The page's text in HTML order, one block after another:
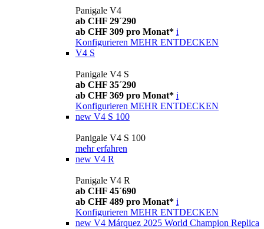
Panigale V4
ab CHF 29´290
ab CHF 309 pro Monat* i
Konfigurieren MEHR ENTDECKEN
V4 S
Panigale V4 S
ab CHF 35´290
ab CHF 369 pro Monat* i
Konfigurieren MEHR ENTDECKEN
new V4 S 100
Panigale V4 S 100
mehr erfahren
new V4 R
Panigale V4 R
ab CHF 45´690
ab CHF 489 pro Monat* i
Konfigurieren MEHR ENTDECKEN
new V4 Márquez 2025 World Champion Replica